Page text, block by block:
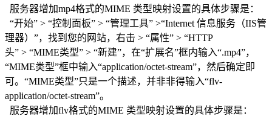
服务器增加mp4格式的MIME 类型映射设置的具体步骤是：
“开始” > “控制面板” > “管理工具” >“Internet 信息服务（IIS管
理器）”，找到您的网站，右击 > “属性” > “HTTP
头” > “MIME类型” > “新建”，在“扩展名”框内输入“.mp4”，
“MIME类型”框中输入“application/octet-stream”，然后确定即
可。“MIME类型”只是一个描述，并非非得输入“flv-
application/octet-stream”。
服务器增加flv格式的MIME 类型映射设置的具体步骤是：